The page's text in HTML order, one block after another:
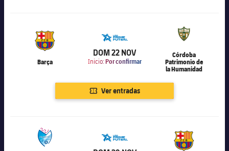
Barça
6.000
DOM 22 NOV
Inicio: Por confirmar
Córdoba
Patrimonio de
la Humanidad
Ver entradas
6.000